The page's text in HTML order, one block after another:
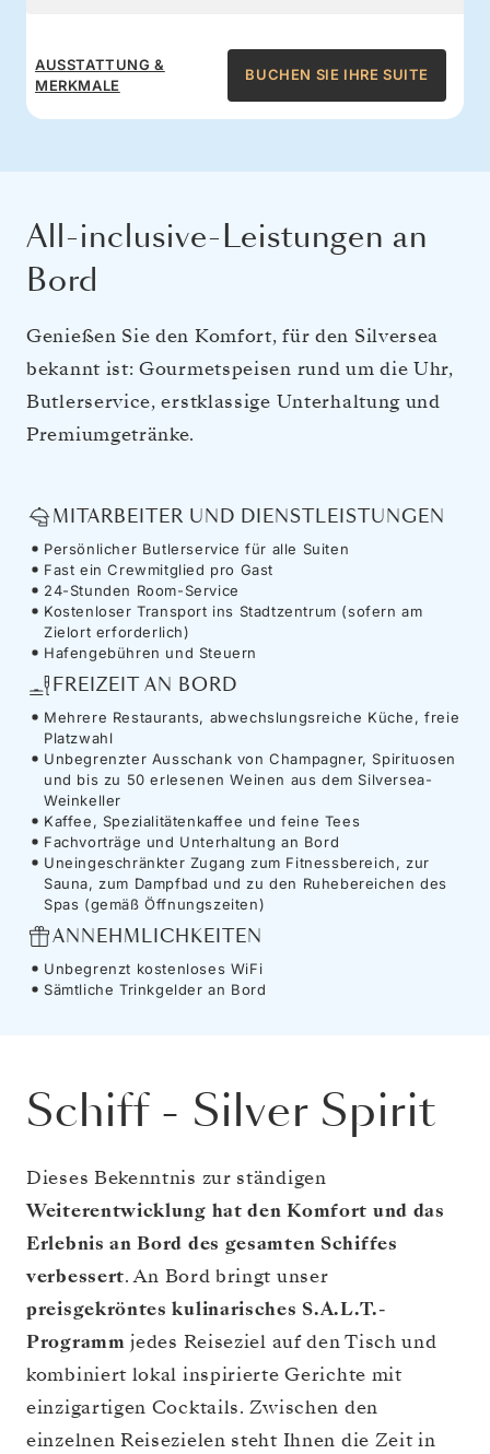
AUSSTATTUNG &
MERKMALE
BUCHEN SIE IHRE SUITE
All-inclusive-Leistungen an
Bord
Genießen Sie den Komfort, für den Silversea
bekannt ist: Gourmetspeisen rund um die Uhr,
Butlerservice, erstklassige Unterhaltung und
Premiumgetränke.
MITARBEITER UND DIENSTLEISTUNGEN
Persönlicher Butlerservice für alle Suiten
Fast ein Crewmitglied pro Gast
24-Stunden Room-Service
Kostenloser Transport ins Stadtzentrum (sofern am
Zielort erforderlich)
Hafengebühren und Steuern
FREIZEIT AN BORD
Mehrere Restaurants, abwechslungsreiche Küche, freie
Platzwahl
Unbegrenzter Ausschank von Champagner, Spirituosen
und bis zu 50 erlesenen Weinen aus dem Silversea-
Weinkeller
Kaffee, Spezialitätenkaffee und feine Tees
Fachvorträge und Unterhaltung an Bord
Uneingeschränkter Zugang zum Fitnessbereich, zur
Sauna, zum Dampfbad und zu den Ruhebereichen des
Spas (gemäß Öffnungszeiten)
ANNEHMLICHKEITEN
Unbegrenzt kostenloses WiFi
Sämtliche Trinkgelder an Bord
Schiff- Silver Spirit
Dieses Bekenntnis zur ständigen
Weiterentwicklung hat den Komfort und das
Erlebnis an Bord des gesamten Schiffes
verbessert. An Bord bringt unser
preisgekröntes kulinarisches S.A.L.T.-
Programm jedes Reiseziel auf den Tisch und
kombiniert lokal inspirierte Gerichte mit
einzigartigen Cocktails. Zwischen den
einzelnen Reisezielen steht Ihnen die Zeit in